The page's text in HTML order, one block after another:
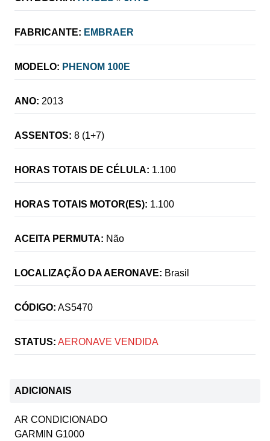
FABRICANTE: EMBRAER
MODELO: PHENOM 100E
ANO: 2013
ASSENTOS: 8 (1+7)
HORAS TOTAIS DE CÉLULA: 1.100
HORAS TOTAIS MOTOR(ES): 1.100
ACEITA PERMUTA: Não
LOCALIZAÇÃO DA AERONAVE: Brasil
CÓDIGO: AS5470
STATUS: AERONAVE VENDIDA
ADICIONAIS
AR CONDICIONADO
GARMIN G1000